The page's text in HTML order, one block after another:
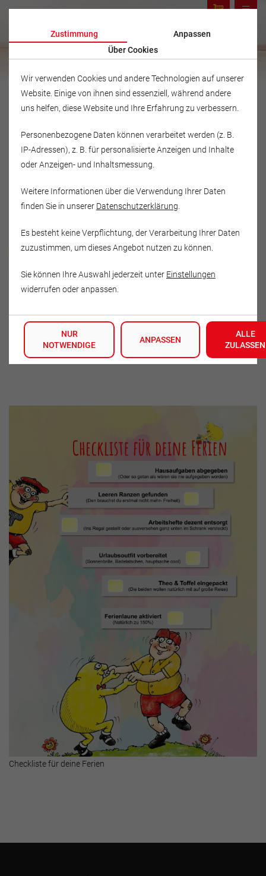
Musikschule Fröhlich
Sven Kehrer
09366 Stollberg
Tel.: 037296 - 449 841
Checkliste für deine Ferien
Zustimmung
Anpassen
Über Cookies
Wir verwenden Cookies und andere Technologien auf unserer
Website. Einige von ihnen sind essenziell, während andere
uns helfen, diese Website und Ihre Erfahrung zu verbessern.
Personenbezogene Daten können verarbeitet werden (z. B.
IP-Adressen), z. B. für personalisierte Anzeigen und Inhalte
oder Anzeigen- und Inhaltsmessung.
Weitere Informationen über die Verwendung Ihrer Daten
finden Sie in unserer Datenschutzerklärung
Es besteht keine Verpflichtung, der Verarbeitung Ihrer Daten
zuzustimmen, um dieses Angebot nutzen zu können.
Sie können Ihre Auswahl jederzeit unter Einstellungen
widerrufen oder anpassen.
NUR
NOTWENDIGE
ANPASSEN
ALLE
ZULASSEN